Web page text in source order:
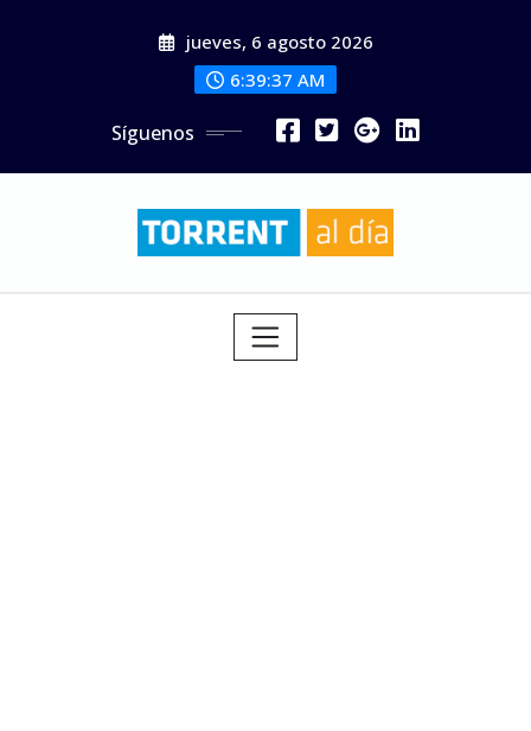
jueves, 6 agosto 2026
6:39:38 AM
Síguenos